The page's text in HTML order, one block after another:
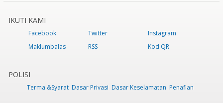
IKUTI KAMI
Facebook Twitter
Instagram
Maklumbalas
RSS Kod QR
POLISI
Terma &Syarat Dasar Privasi Dasar Keselamatan Penafian